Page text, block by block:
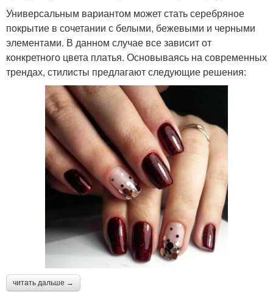
Универсальным вариантом может стать серебряное
покрытие в сочетании с белыми, бежевыми и черными
элементами. В данном случае все зависит от
конкретного цвета платья. Основываясь на современных
трендах, стилисты предлагают следующие решения:
читать дальше →